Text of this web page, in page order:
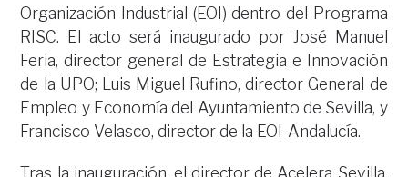
Organización Industrial (EOI) dentro del Programa
RISC. El acto será inaugurado por José Manuel
Feria, director general de Estrategia e Innovación
de la UPO; Luis Miguel Rufino, director General de
Empleo y Economía del Ayuntamiento de Sevilla, y
Francisco Velasco, director de la EOI-Andalucía.
Tras la inauguración, el director de Acelera Sevilla,